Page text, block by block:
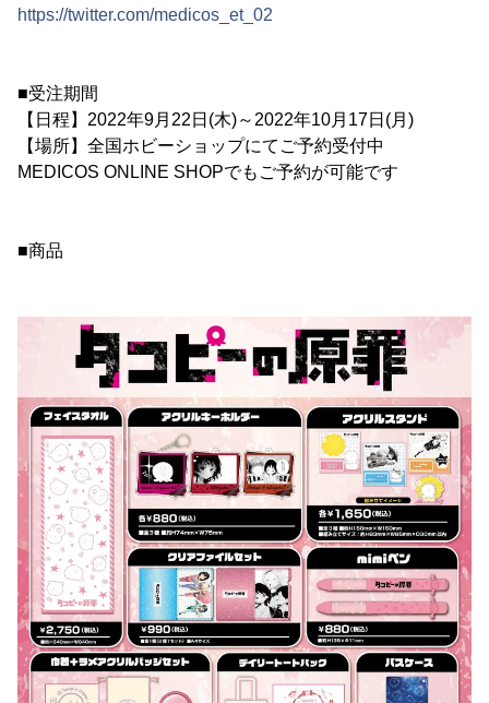
https://twitter.com/medicos_et_02
■受注期間
【日程】2022年9月22日(木)～2022年10月17日(月)
【場所】全国ホビーショップにてご予約受付中
MEDICOS ONLINE SHOPでもご予約が可能です
■商品